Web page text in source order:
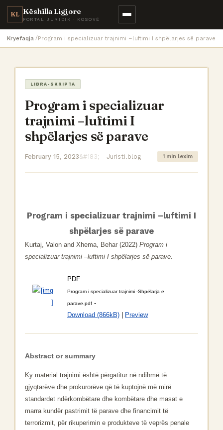
KL Këshilla Ligjore
PORTAL JURIDIK · KOSOVË
Kryefaqja Program i specializuar trajnimi –luftimi I shpëlarjes së parave
LIBRA-SKRIPTA
Program i specializuar
trajnimi –luftimi I
shpëlarjes së parave
February 15, 2023 Juristi.blog 1 min lexim
Program i specializuar trajnimi –luftimi I
shpëlarjes së parave
Kurtaj, Valon and Xhema, Behar (2022) Program i
specializuar trajnimi –luftimi I shpëlarjes së parave.
PDF
Program i specializuar trajnimi -Shpëlarja e
parave.pdf -
Download (866kB)
Preview
Abstract or summary
Ky material trajnimi është përgatitur në ndihmë të
gjyqtarëve dhe prokurorëve që të kuptojnë më mirë
standardet ndërkombëtare dhe kombëtare dhe masat e
marra kundër pastrimit të parave dhe financimit të
terrorizmit, për rikuperimin e produkteve të veprës penale